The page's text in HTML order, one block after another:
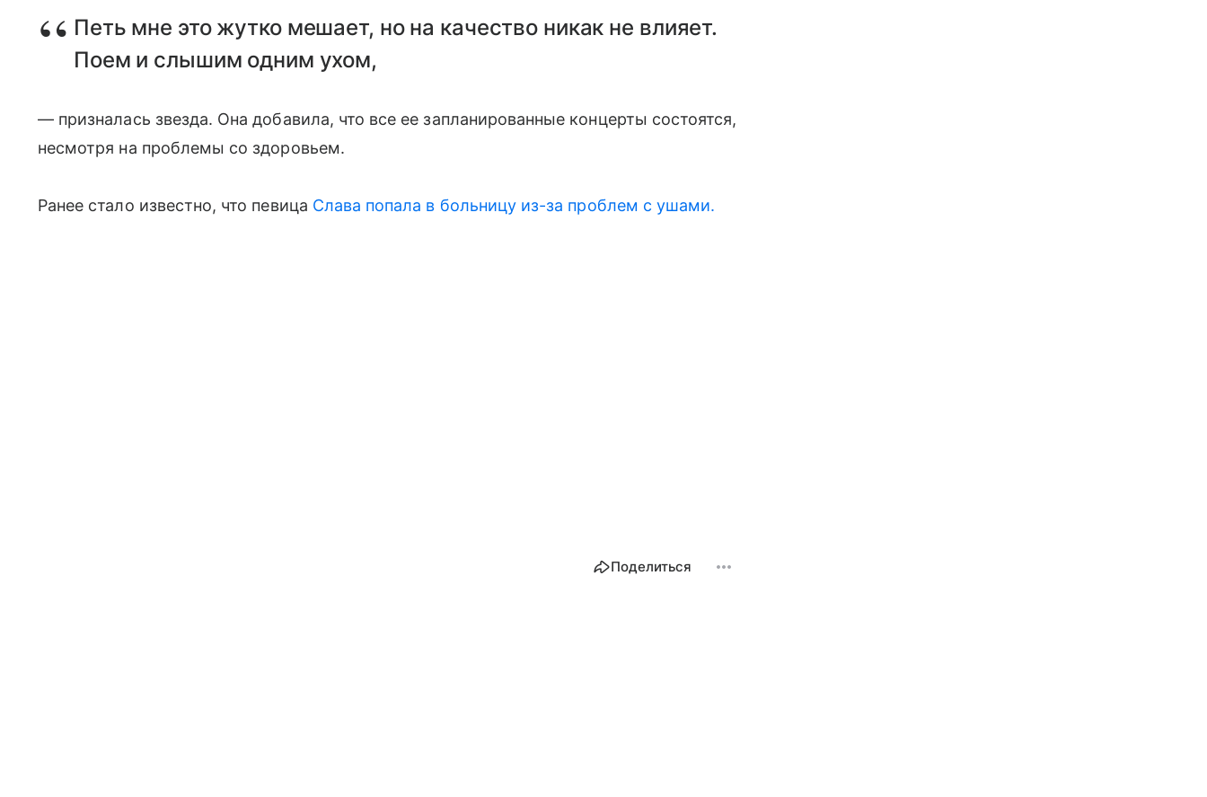
Петь мне это жутко мешает, но на качество никак не влияет.
Поем и слышим одним ухом,
— призналась звезда. Она добавила, что все ее запланированные концерты состоятся,
несмотря на проблемы со здоровьем.
Ранее стало известно, что певица Слава попала в больницу из-за проблем с ушами.
Поделиться